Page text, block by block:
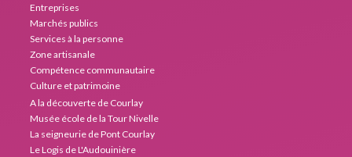
Entreprises
Marchés publics
Services à la personne
Zone artisanale
Compétence communautaire
Culture et patrimoine
A la découverte de Courlay
Musée école de la Tour Nivelle
La seigneurie de Pont Courlay
Le Logis de L'Audouinière